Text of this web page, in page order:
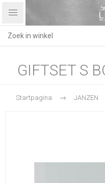
GIFTSET S
Startpagina JANZEN